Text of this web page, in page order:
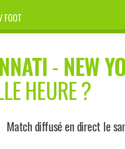
FOOT
- NEW
HEURE ?
Match diffusé en direct le